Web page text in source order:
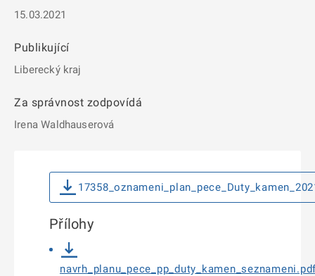
15.03.2021
Publikující
Liberecký kraj
Za správnost zodpovídá
Irena Waldhauserová
Přílohy